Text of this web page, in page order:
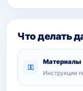
Что делать
Материалы
Инструкции